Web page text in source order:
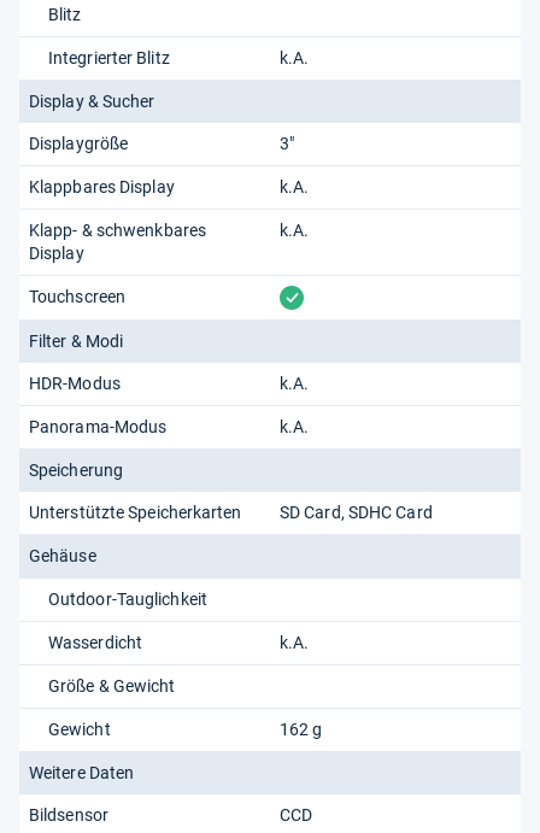
Blitz
Integrierter Blitz k.A.
Display & Sucher
Displaygröße 3"
Klappbares Display k.A.
Klapp- & schwenkbares
Display
k.A.
Touchscreen vorhanden
Filter & Modi
HDR-Modus k.A.
Panorama-Modus k.A.
Speicherung
Unterstützte Speicherkarten SD Card SDHC Card
Gehäuse
Outdoor-Tauglichkeit
Wasserdicht k.A.
Größe & Gewicht
Gewicht 162 g
Weitere Daten
Bildsensor CCD